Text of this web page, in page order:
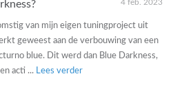
4 feb. 2023
van mijn eigen tuningproject uit
geweest aan de verbouwing van een
blue. Dit werd dan Blue Darkness,
acti ... Lees verder